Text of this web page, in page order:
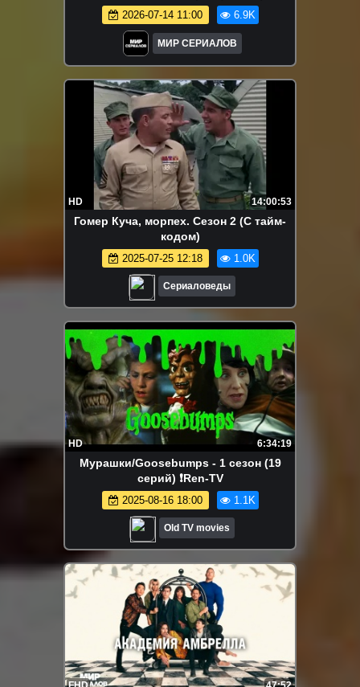
2026-07-14 11:00 6.9K
МИР СЕРИАЛОВ
HD 14:00:53
Гомер Куча, морпех. Сезон 2 (С тайм-
кодом)
2025-07-25 12:18 1.0K
Сериаловеды
HD 6:34:19
Мурашки/Goosebumps - 1 сезон (19
серий) ❗Ren-TV
2025-08-16 18:00 1.1K
Old TV movies